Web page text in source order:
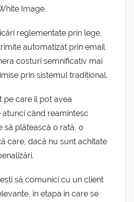
Image.
reglementate prin lege,
automatizat prin email
costuri semnificativ mai
prin sistemul tradițional.
pe care îl pot avea
când reamintesc
să plătească o rată, o
care, dacă nu sunt achitate
să comunici cu un client
în etapa în care se